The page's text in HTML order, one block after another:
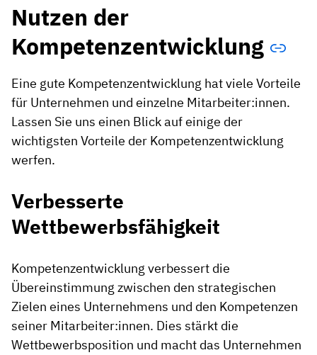
Nutzen der
Kompetenzentwicklung
Eine gute Kompetenzentwicklung hat viele Vorteile
für Unternehmen und einzelne Mitarbeiter:innen.
Lassen Sie uns einen Blick auf einige der
wichtigsten Vorteile der Kompetenzentwicklung
werfen.
Verbesserte
Wettbewerbsfähigkeit
Kompetenzentwicklung verbessert die
Übereinstimmung zwischen den strategischen
Zielen eines Unternehmens und den Kompetenzen
seiner Mitarbeiter:innen. Dies stärkt die
Wettbewerbsposition und macht das Unternehmen